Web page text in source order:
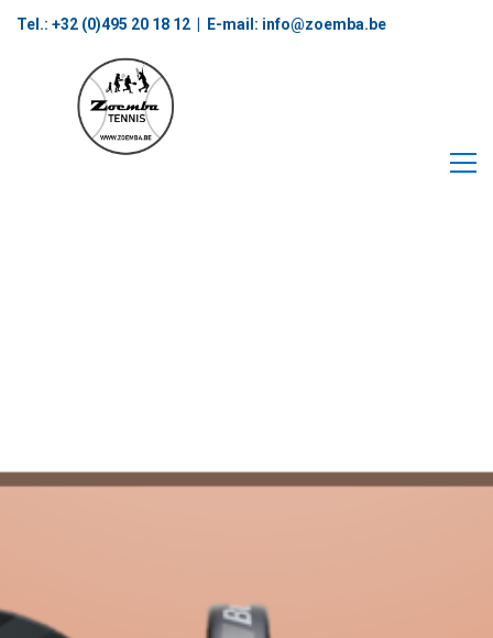
Tel.: +32 (0)495 20 18 12‬ | E-mail: info@zoemba.be